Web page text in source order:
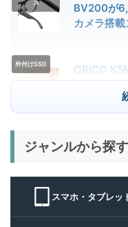
ス
BV200が
カメラ搭載
外付けSSD
ORICO
ー | スマホ
便利な小
キャンプライ
BougeRV
3000lm・
機能キャ
ジャンルから探す
スマホ・タブレッ